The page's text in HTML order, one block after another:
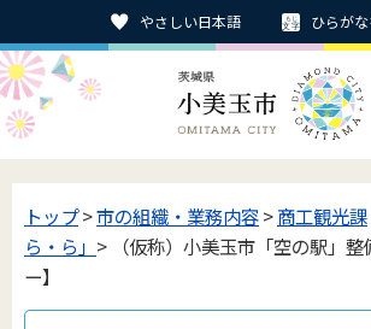
やさしい日本語 ひらが
トップ>市の組織・業務内容>商工観光課
ら・ら」 > （仮称）小美玉市「空の駅」整
ー】